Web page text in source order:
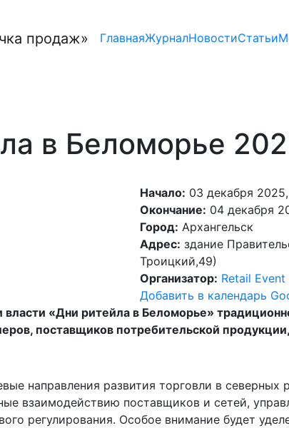
ГлавнаяЖурналНовостиСтатьи
в Беломорье
Начало: 03 декабря
Окончание: 04 декабря
Город: Архангельск
Адрес: здание
Троицкий,49)
Организатор: Retail Event
Добавить в календарь
«Дни ритейла в Беломорье»
поставщиков потребительской
направления развития торговли в северных
взаимодействию поставщиков и сетей,
регулирования. Особое внимание будет